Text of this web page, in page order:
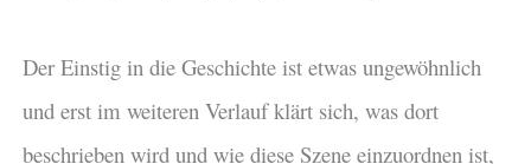
Der Einstig in die Geschichte ist etwas ungewöhnlich
und erst im weiteren Verlauf klärt sich, was dort
beschrieben wird und wie diese Szene einzuordnen ist,